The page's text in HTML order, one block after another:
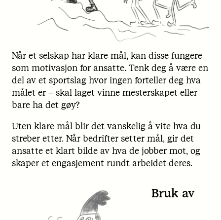
Når et selskap har klare mål, kan disse fungere
som motivasjon for ansatte. Tenk deg å være en
del av et sportslag hvor ingen forteller deg hva
målet er – skal laget vinne mesterskapet eller
bare ha det gøy?
Uten klare mål blir det vanskelig å vite hva du
streber etter. Når bedrifter setter mål, gir det
ansatte et klart bilde av hva de jobber mot, og
skaper et engasjement rundt arbeidet deres.
Bruk av